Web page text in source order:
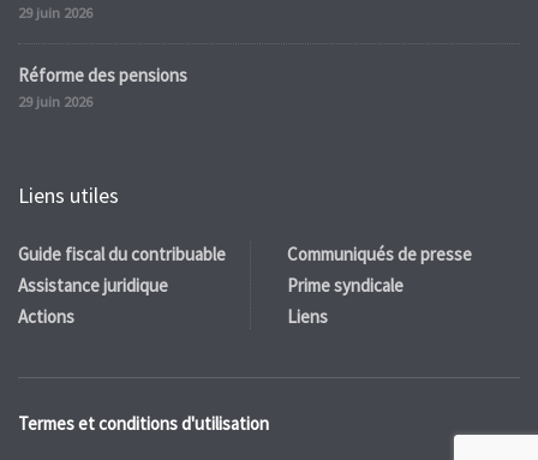
29 juin 2026
Réforme des pensions
29 juin 2026
Liens utiles
Guide fiscal du contribuable
Assistance juridique
Actions
Communiqués de presse
Prime syndicale
Liens
Termes et conditions d'utilisation